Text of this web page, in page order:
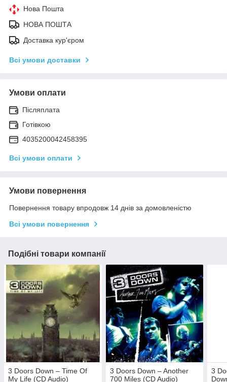
Нова Пошта
НОВА ПОШТА
Доставка кур'єром
Всі умови доставки
Умови оплати
Післяплата
Готівкою
4035200042458395
Всі умови оплати
Умови повернення
Повернення товару впродовж 14 днів за домовленістю
Всі умови повернення
Подібні товари компанії
3 Doors Down – Time Of
My Life (CD Audio)
3 Doors Down – Another
700 Miles (CD Audio)
3